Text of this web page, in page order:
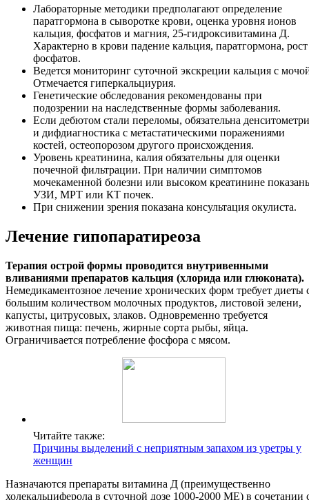
Лабораторные методики предполагают определение
паратгормона в сыворотке крови, оценка уровня ионов
кальция, фосфатов и магния, 25-гидроксивитамина Д.
Характерно в крови падение кальция, паратгормона, рост
фосфатов.
Ведется мониторинг суточной экскреции кальция с
Отмечается гиперкальциурия.
Генетические обследования рекомендованы при
подозрении на наследственные формы заболевания.
Если дебютом стали переломы, обязательна
и дифдиагностика с метастатическими поражениями
костей, остеопорозом другого происхождения.
Уровень креатинина, калия обязательны для оценки
почечной фильтрации. При наличии симптомов
мочекаменной болезни или высоком креатинине
УЗИ, МРТ или КТ почек.
При снижении зрения показана консультация окулиста.
Лечение гипопаратиреоза
Терапия острой формы проводится внутривенными
вливаниями препаратов кальция (хлорида или глюконата).
Немедикаментозное лечение хронических форм требует диеты
большим количеством молочных продуктов, листовой зелени,
капусты, цитрусовых, злаков. Одновременно требуется
животная пища: печень, жирные сорта рыбы, яйца.
Ограничивается потребление фосфора с мясом.
Читайте также:
Причины выделений с неприятным запахом из уретры у
женщин
Назначаются препараты витамина Д (преимущественно
холекальциферола в суточной дозе 1000-2000 МЕ) в сочетании